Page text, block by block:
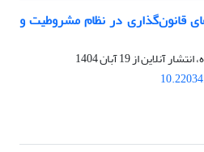
قانون‌گذاری در نظام مشروطیت و
آنلاین از19 آبان 1404